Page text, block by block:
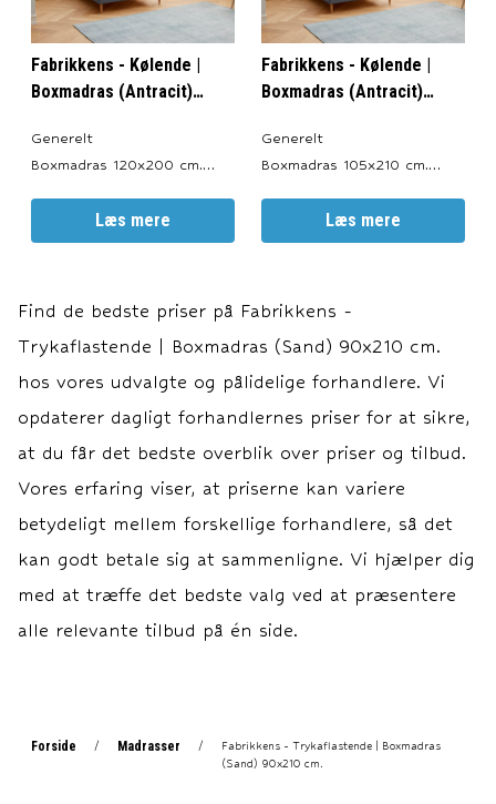
fabriksgaranti imod ramme-
og fjedrebr
fabriksgaranti imod ramme-
og fjedrebrud.
Fabrikkens - Kølende |
Boxmadras (Antracit)
Generelt
Boxmadras 120x200 cm.
Valgfri Farve: Antracitgrå,
Lysegrå, Sort og Sand.
Boxmadras: 30 cm.
Topmadras: ca. 7 cm.
Garanti 15 års
og fjedrebrud.
Læs mere
Fabrikkens - Kølende |
Boxmadras (Antracit)
Generelt
Boxmadras 105x210 cm.
Valgfri Farve: Antracitgrå,
Lysegrå, Sort og Sand.
Topmadras: ca. 7 cm.
Garanti 15 års
og fjedrebrud.
Læs mere
Find de bedste priser på Fabrikkens -
Trykaflastende | Boxmadras (Sand) 90x210 cm.
hos vores udvalgte og pålidelige forhandlere. Vi
opdaterer dagligt forhandlernes priser for at sikre,
at du får det bedste overblik over priser og tilbud.
Vores erfaring viser, at priserne kan variere
betydeligt mellem forskellige forhandlere, så det
kan godt betale sig at sammenligne. Vi hjælper dig
med at træffe det bedste valg ved at præsentere
alle relevante tilbud på én side.
Forside / Madrasser /
Fabrikkens - Trykaflastende | Boxmadras
(Sand) 90x210 cm.